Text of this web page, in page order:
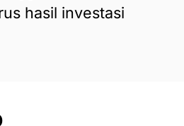
hasil investasi